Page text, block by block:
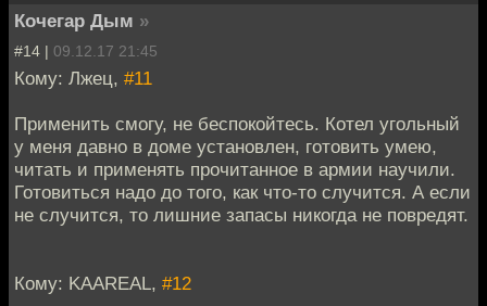
Кочегар Дым »
#14 | 09.12.17 21:45
Кому: Лжец, #11
Применить смогу, не беспокойтесь. Котел угольный
у меня давно в доме установлен, готовить умею,
читать и применять прочитанное в армии научили.
Готовиться надо до того, как что-то случится. А если
не случится, то лишние запасы никогда не повредят.
Кому: KAAREAL, #12